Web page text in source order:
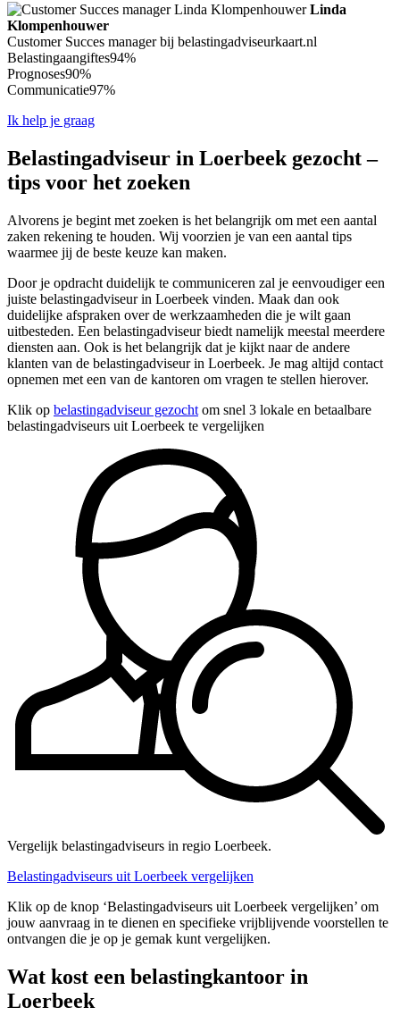
Linda
Klompenhouwer
Customer Succes manager bij belastingadviseurkaart.nl
Belastingaangiftes94%
Prognoses90%
Communicatie97%
Ik help je graag
Belastingadviseur in Loerbeek gezocht –
tips voor het zoeken
Alvorens je begint met zoeken is het belangrijk om met een aantal
zaken rekening te houden. Wij voorzien je van een aantal tips
waarmee jij de beste keuze kan maken.
Door je opdracht duidelijk te communiceren zal je eenvoudiger een
juiste belastingadviseur in Loerbeek vinden. Maak dan ook
duidelijke afspraken over de werkzaamheden die je wilt gaan
uitbesteden. Een belastingadviseur biedt namelijk meestal meerdere
diensten aan. Ook is het belangrijk dat je kijkt naar de andere
klanten van de belastingadviseur in Loerbeek. Je mag altijd contact
opnemen met een van de kantoren om vragen te stellen hierover.
Klik op belastingadviseur gezocht om snel 3 lokale en betaalbare
belastingadviseurs uit Loerbeek te vergelijken
Vergelijk belastingadviseurs in regio Loerbeek.
Belastingadviseurs uit Loerbeek vergelijken
Klik op de knop ‘Belastingadviseurs uit Loerbeek vergelijken’ om
jouw aanvraag in te dienen en specifieke vrijblijvende voorstellen te
ontvangen die je op je gemak kunt vergelijken.
Wat kost een belastingkantoor in
Loerbeek